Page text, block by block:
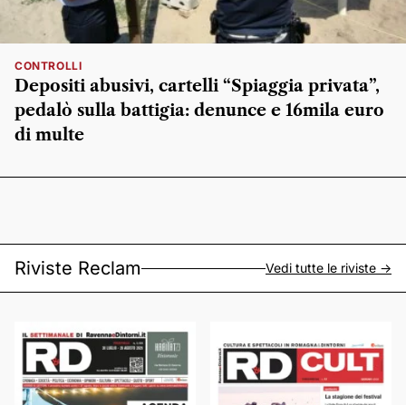
CONTROLLI
Depositi abusivi, cartelli “Spiaggia privata”,
pedalò sulla battigia: denunce e 16mila euro
di multe
Riviste Reclam Vedi tutte le riviste ->